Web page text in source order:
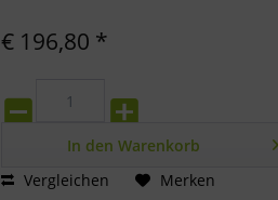
Tiefentladeschutz: 2 Wochen Laufzeit...
€ 196,80 *
In den Warenkorb
Vergleichen
Merken